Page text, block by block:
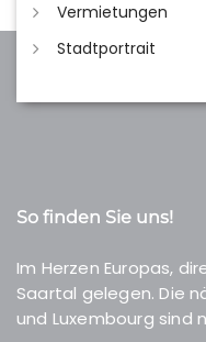
Vermietungen
Stadtportrait
So finden Sie uns!
Im Herzen Europas,
Saartal gelegen. Die
und Luxembourg sind